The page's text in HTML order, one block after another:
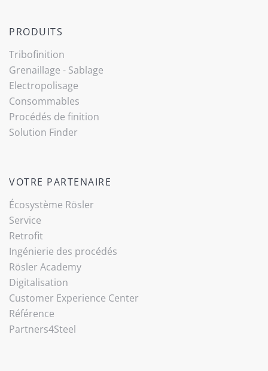
PRODUITS
Tribo­finition
Grenaillage - Sablage
Electropolisage
Consommables
Procédés de finition
Solution Finder
VOTRE PARTENAIRE
Écosystème Rösler
Service
Retrofit
Ingénierie des procédés
Rösler Academy
Digitalisation
Customer Experience Center
Référence
Partners4Steel